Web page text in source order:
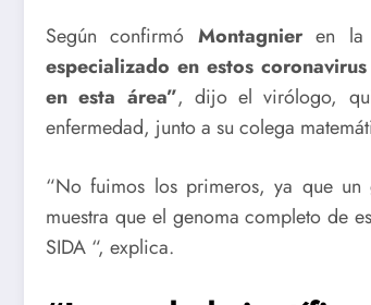
Según confirmó Montagnieren la
especializado en estos
en esta área”, dijo el virólogo,
enfermedad, junto a su colega
“No fuimos los primeros, ya que un
muestra que el genoma completo de
SIDA “, explica.